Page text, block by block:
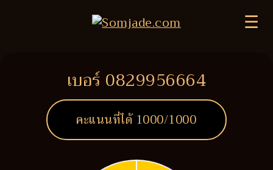
☰
เบอร์ 0829956664
คะแนนที่ได้ 1000/1000